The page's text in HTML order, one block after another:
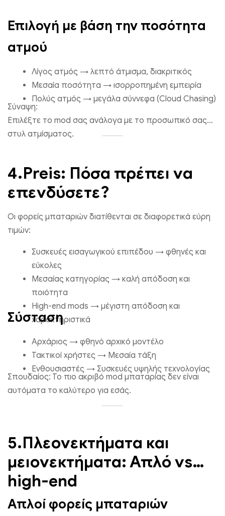
Επιλογή με βάση την ποσότητα
ατμού
Λίγος ατμός → λεπτό άτμισμα, διακριτικός
Μεσαία ποσότητα → ισορροπημένη εμπειρία
Πολύς ατμός → μεγάλα σύννεφα (Cloud Chasing)
Σύναψη:
Επιλέξτε το mod σας ανάλογα με το προσωπικό σας
στυλ ατμίσματος.
4.Preis: Πόσα πρέπει να
επενδύσετε?
Οι φορείς μπαταριών διατίθενται σε διαφορετικά εύρη
τιμών:
Συσκευές εισαγωγικού επιπέδου → φθηνές και
εύκολες
Μεσαίας κατηγορίας → καλή απόδοση και
ποιότητα
High-end mods → μέγιστη απόδοση και
χαρακτηριστικά
Σύσταση
Αρχάριος → φθηνό αρχικό μοντέλο
Τακτικοί χρήστες → Μεσαία τάξη
Ενθουσιαστές → Συσκευές υψηλής τεχνολογίας
Σπουδαίος: Το πιο ακριβό mod μπαταρίας δεν είναι
αυτόματα το καλύτερο για εσάς.
5.Πλεονεκτήματα και
μειονεκτήματα: Απλό vs
high-end
Απλοί φορείς μπαταριών